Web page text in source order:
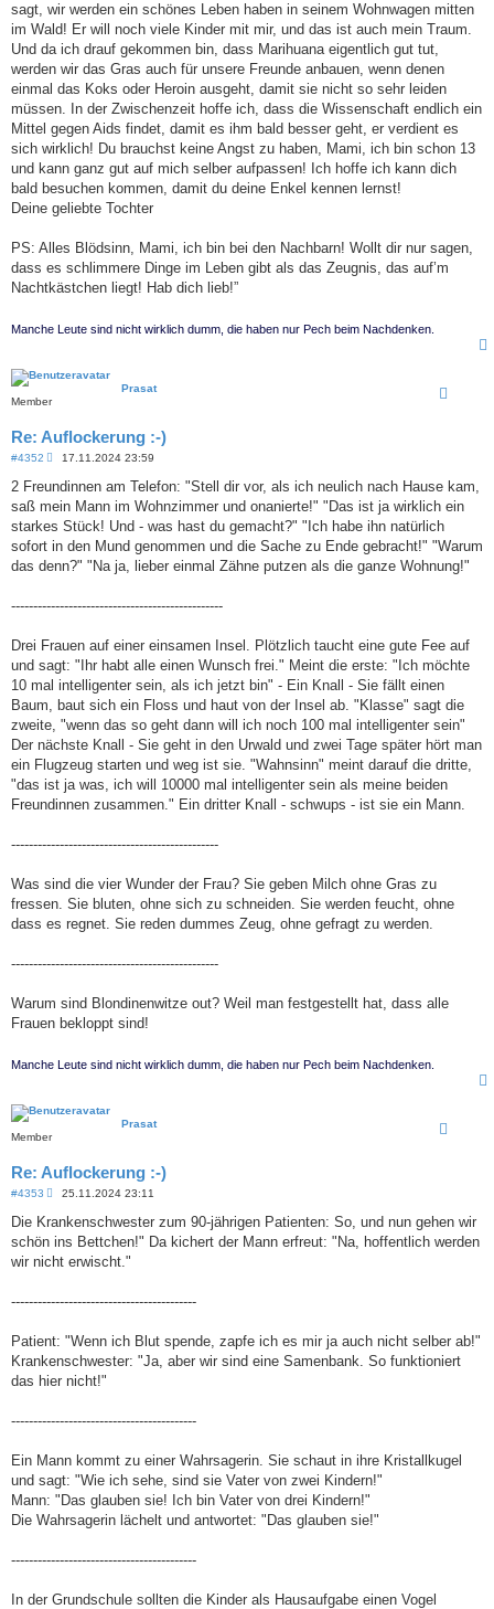
sagt, wir werden ein schönes Leben haben in seinem Wohnwagen mitten
im Wald! Er will noch viele Kinder mit mir, und das ist auch mein Traum.
Und da ich drauf gekommen bin, dass Marihuana eigentlich gut tut,
werden wir das Gras auch für unsere Freunde anbauen, wenn denen
einmal das Koks oder Heroin ausgeht, damit sie nicht so sehr leiden
müssen. In der Zwischenzeit hoffe ich, dass die Wissenschaft endlich ein
Mittel gegen Aids findet, damit es ihm bald besser geht, er verdient es
sich wirklich! Du brauchst keine Angst zu haben, Mami, ich bin schon 13
und kann ganz gut auf mich selber aufpassen! Ich hoffe ich kann dich
bald besuchen kommen, damit du deine Enkel kennen lernst!
Deine geliebte Tochter
PS: Alles Blödsinn, Mami, ich bin bei den Nachbarn! Wollt dir nur sagen,
dass es schlimmere Dinge im Leben gibt als das Zeugnis, das auf’m
Nachtkästchen liegt! Hab dich lieb!”
Manche Leute sind nicht wirklich dumm, die haben nur Pech beim Nachdenken.
Prasat
Member
Re: Auflockerung :-)
#4352
B
i
r
a
17.11.2024 23:59
2 Freundinnen am Telefon: "Stell dir vor, als ich neulich nach Hause kam,
saß mein Mann im Wohnzimmer und onanierte!" "Das ist ja wirklich ein
starkes Stück! Und - was hast du gemacht?" "Ich habe ihn natürlich
sofort in den Mund genommen und die Sache zu Ende gebracht!" "Warum
das denn?" "Na ja, lieber einmal Zähne putzen als die ganze Wohnung!"
------------------------------------------------
Drei Frauen auf einer einsamen Insel. Plötzlich taucht eine gute Fee auf
und sagt: "Ihr habt alle einen Wunsch frei." Meint die erste: "Ich möchte
10 mal intelligenter sein, als ich jetzt bin" - Ein Knall - Sie fällt einen
Baum, baut sich ein Floss und haut von der Insel ab. "Klasse" sagt die
zweite, "wenn das so geht dann will ich noch 100 mal intelligenter sein"
Der nächste Knall - Sie geht in den Urwald und zwei Tage später hört man
ein Flugzeug starten und weg ist sie. "Wahnsinn" meint darauf die dritte,
"das ist ja was, ich will 10000 mal intelligenter sein als meine beiden
Freundinnen zusammen." Ein dritter Knall - schwups - ist sie ein Mann.
-----------------------------------------------
Was sind die vier Wunder der Frau? Sie geben Milch ohne Gras zu
fressen. Sie bluten, ohne sich zu schneiden. Sie werden feucht, ohne
dass es regnet. Sie reden dummes Zeug, ohne gefragt zu werden.
-----------------------------------------------
Warum sind Blondinenwitze out? Weil man festgestellt hat, dass alle
Frauen bekloppt sind!
Manche Leute sind nicht wirklich dumm, die haben nur Pech beim Nachdenken.
Prasat
Member
Re: Auflockerung :-)
#4353
B
i
r
a
25.11.2024 23:11
Die Krankenschwester zum 90-jährigen Patienten: So, und nun gehen wir
schön ins Bettchen!" Da kichert der Mann erfreut: "Na, hoffentlich werden
wir nicht erwischt."
------------------------------------------
Patient: "Wenn ich Blut spende, zapfe ich es mir ja auch nicht selber ab!"
Krankenschwester: "Ja, aber wir sind eine Samenbank. So funktioniert
das hier nicht!"
------------------------------------------
Ein Mann kommt zu einer Wahrsagerin. Sie schaut in ihre Kristallkugel
und sagt: "Wie ich sehe, sind sie Vater von zwei Kindern!"
Mann: "Das glauben sie! Ich bin Vater von drei Kindern!"
Die Wahrsagerin lächelt und antwortet: "Das glauben sie!"
------------------------------------------
In der Grundschule sollten die Kinder als Hausaufgabe einen Vogel